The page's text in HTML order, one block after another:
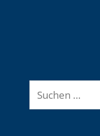
Suchen
nach: